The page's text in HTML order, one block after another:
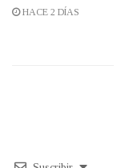
HACE 2 DÍAS